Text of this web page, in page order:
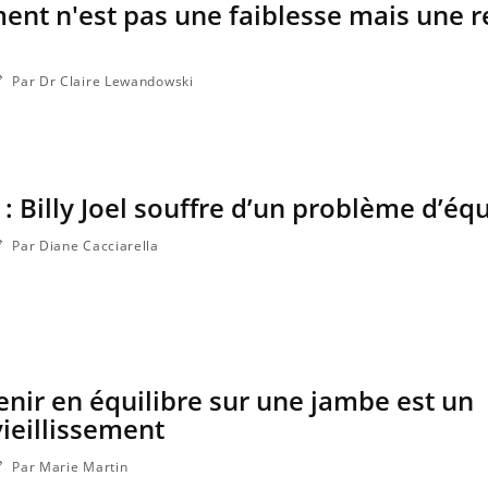
n'est pas une faiblesse mais une
Par Dr Claire Lewandowski
Billy Joel souffre d’un problème
Par Diane Cacciarella
en équilibre sur une jambe est un
Par Marie Martin